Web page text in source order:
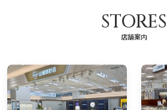
STORES
店舗案内